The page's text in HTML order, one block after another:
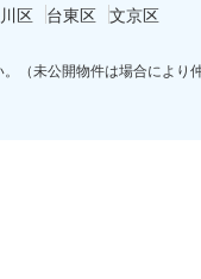
区 台東区 文京区
（未公開物件は場合により